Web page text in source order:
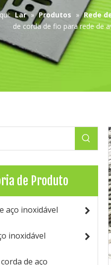
Lar » Produtos » Rede
de corda de fio para rede de
de Produto
aço inoxidável
inoxidável
de aço